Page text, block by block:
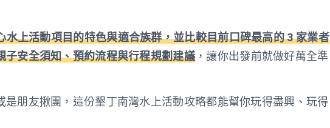
水上活動項目的特色與適合族群，並比較目前口碑最高的 3 家業者
子安全須知、預約流程與行程規劃建議 ，讓你出發前就做好萬全準
是朋友揪團，這份墾丁南灣水上活動攻略都能幫你玩得盡興、玩得